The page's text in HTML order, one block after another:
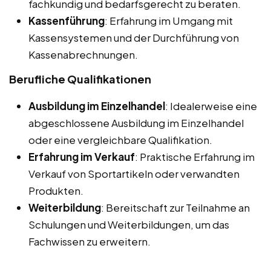
fachkundig und bedarfsgerecht zu beraten.
Kassenführung: Erfahrung im Umgang mit
Kassensystemen und der Durchführung von
Kassenabrechnungen.
Berufliche Qualifikationen
Ausbildung im Einzelhandel: Idealerweise eine
abgeschlossene Ausbildung im Einzelhandel
oder eine vergleichbare Qualifikation.
Erfahrung im Verkauf: Praktische Erfahrung im
Verkauf von Sportartikeln oder verwandten
Produkten.
Weiterbildung: Bereitschaft zur Teilnahme an
Schulungen und Weiterbildungen, um das
Fachwissen zu erweitern.